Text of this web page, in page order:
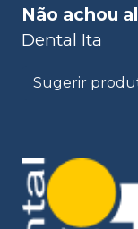
Não achou
Dental Ita
Sugerir